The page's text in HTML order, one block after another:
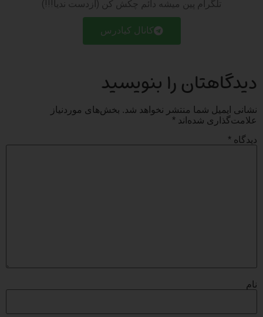
تلگرام پین میشه دائم چکش کن (ازدست ندیا!!!)
کانال کیادرس
دیدگاهتان را بنویسید
نشانی ایمیل شما منتشر نخواهد شد. بخش‌های موردنیاز
علامت‌گذاری شده‌اند *
دیدگاه *
نام